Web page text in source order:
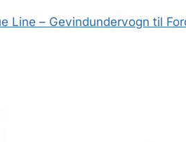
Line – Gevindundervogn til